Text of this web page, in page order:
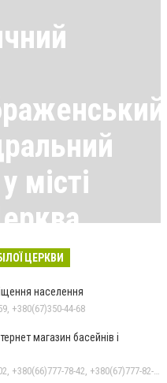
місті
матеріали тут
ЦЕРКВИ
населення
+380(67)350-44-68
магазин басейнів і